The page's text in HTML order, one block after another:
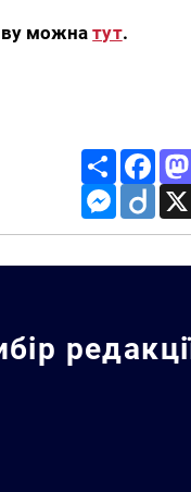
можнатут.
Share
Messenger
Diigo